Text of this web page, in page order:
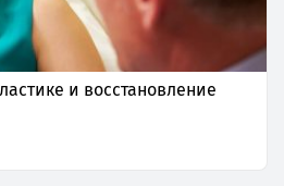
и восстановление